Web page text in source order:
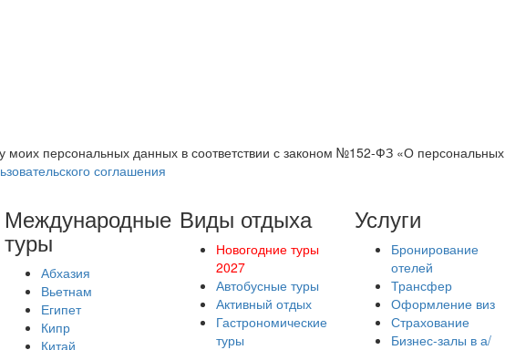
моих персональных данных в соответствии с законом №152-ФЗ «О персональных
соглашения
Международные
туры
Абхазия
Вьетнам
Египет
Кипр
Китай
Виды отдыха
Новогодние туры
2027
Автобусные туры
Активный отдых
Гастрономические
туры
Услуги
Бронирование
отелей
Трансфер
Оформление виз
Страхование
Бизнес-залы в а/